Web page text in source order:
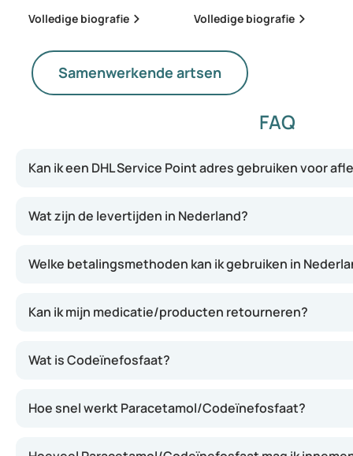
Volledige biografie Volledige biografie
Samenwerkende artsen
FAQ
Kan ik een DHL Service Point adres gebruiken voor
Wat zijn de levertijden in Nederland?
Welke betalingsmethoden kan ik gebruiken in
Kan ik mijn medicatie/producten retourneren?
Wat is Codeïnefosfaat?
Hoe snel werkt Paracetamol/Codeïnefosfaat?